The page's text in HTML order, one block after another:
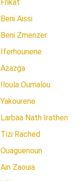
Frikat
Beni Aissi
Beni Zmenzer
Iferhounene
Azazga
Iloula Oumalou
Yakourene
Larbaa Nath Irathen
Tizi Rached
Ouaguenoun
Ain Zaouia